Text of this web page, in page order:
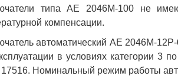
типа АЕ 2046М-100 не
компенсации.
автоматический АЕ 2046М-
в условиях категории 3
Номинальный режим работы